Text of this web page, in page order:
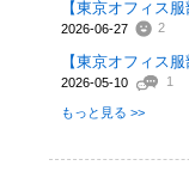
2026-06-27 2
2026-05-10 1
もっと見る >>